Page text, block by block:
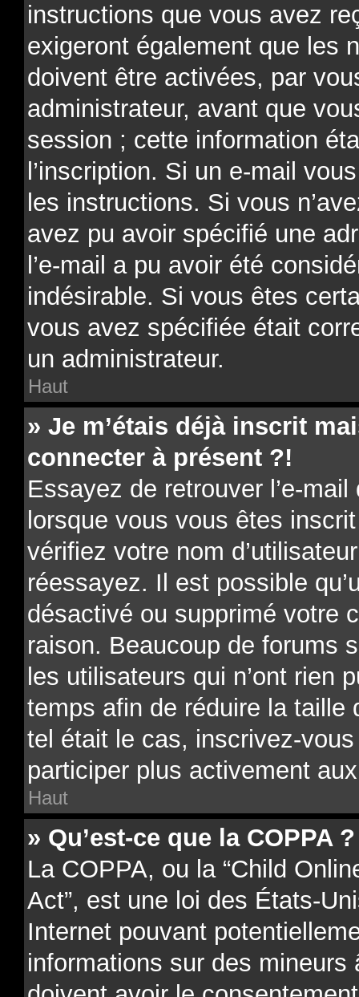
instructions que vous avez
exigeront également que les
doivent être activées, par
administrateur, avant que
session ; cette information
l’inscription. Si un e-mail
les instructions. Si vous
avez pu avoir spécifié une
l’e-mail a pu avoir été
indésirable. Si vous êtes
vous avez spécifiée était
un administrateur.
Haut
» Je m’étais déjà inscrit
connecter à présent ?!
Essayez de retrouver l’e-
lorsque vous vous êtes
vérifiez votre nom
réessayez. Il est possible
désactivé ou supprimé votre
raison. Beaucoup de forums
les utilisateurs qui n’ont rien
temps afin de réduire la taille
tel était le cas, inscrivez-
participer plus activement
Haut
» Qu’est-ce que la COPPA ?
La COPPA, ou la “Child
Act”, est une loi des États-
Internet pouvant
informations sur des